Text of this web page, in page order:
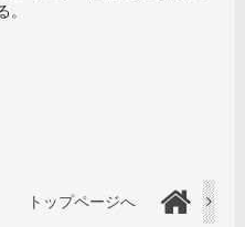
。
トップページへ